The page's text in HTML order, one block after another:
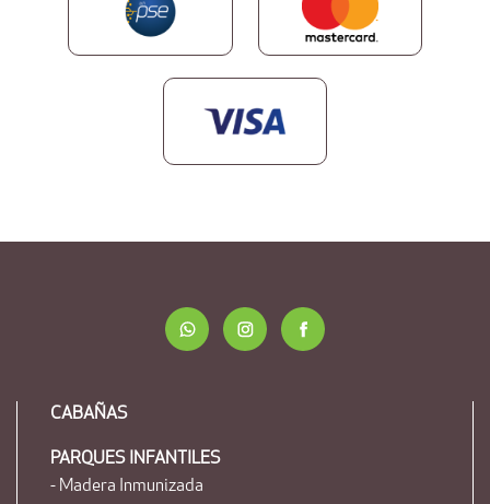
CABAÑAS
PARQUES INFANTILES
- Madera Inmunizada